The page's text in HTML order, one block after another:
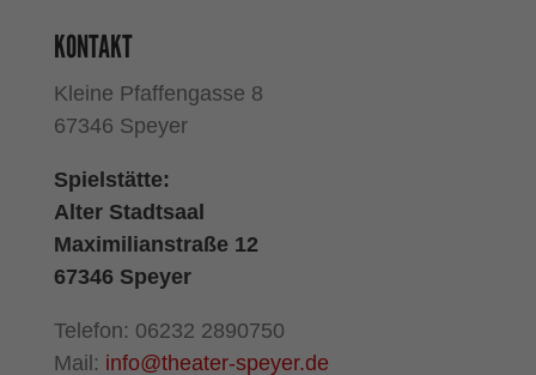
KONTAKT
Kleine Pfaffengasse 8
67346 Speyer
Spielstätte:
Alter Stadtsaal
Maximilianstraße 12
67346 Speyer
Telefon: 06232 2890750
Mail: info@theater-speyer.de